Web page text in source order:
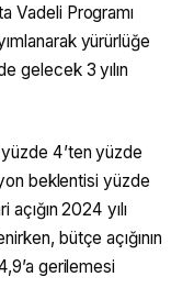
Vadeli Programı
yürürlüğe
gelecek 3 yılın
4’ten yüzde
beklentisi yüzde
2024 yılı
bütçe açığının
gerilemesi